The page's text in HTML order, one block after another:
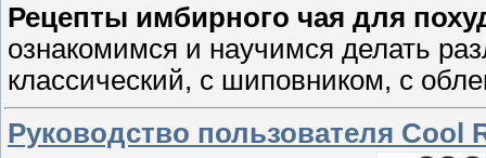
Рецепты имбирного чая для
ознакомимся и научимся делать
классический, с шиповником, с
Руководство пользователя Cool